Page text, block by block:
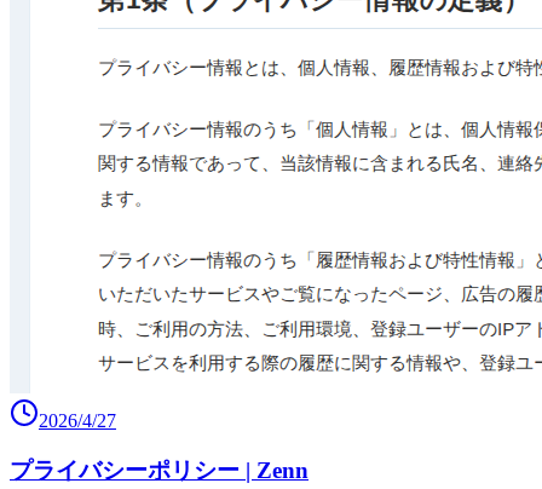
2026/4/27
プライバシーポリシー | Zenn